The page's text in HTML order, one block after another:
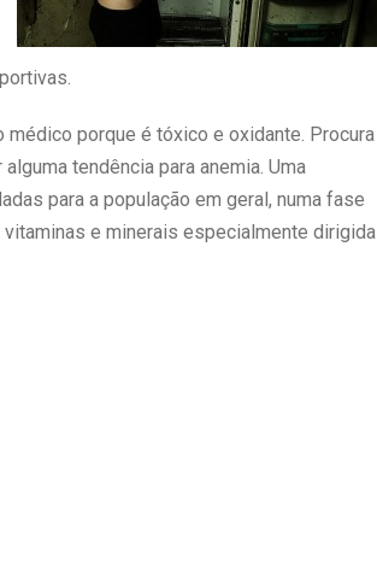
porque é tóxico e oxidante. Procura
tendência para anemia. Uma
para a população em geral, numa fase
e minerais especialmente dirigida